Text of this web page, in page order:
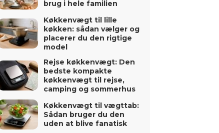
brug i hele familien
Køkkenvægt til lille
køkken: sådan vælger og
placerer du den rigtige
model
Rejse køkkenvægt: Den
bedste kompakte
køkkenvægt til rejse,
camping og sommerhus
Køkkenvægt til vægttab:
Sådan bruger du den
uden at blive fanatisk